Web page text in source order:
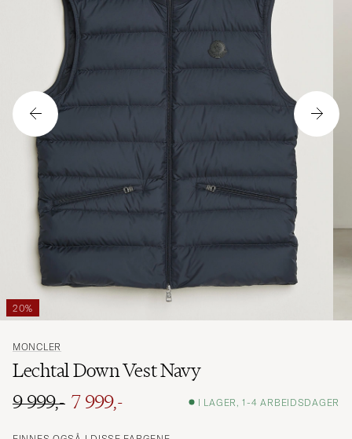
20%
MONCLER
Lechtal Down Vest Navy
9 999,- 7 999,- I LAGER, 1-4 ARBEIDSDAGER